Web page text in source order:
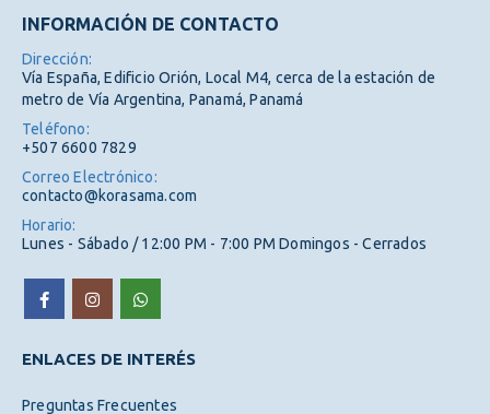
INFORMACIÓN DE CONTACTO
Dirección:
Vía España, Edificio Orión, Local M4, cerca de la estación de
metro de Vía Argentina, Panamá, Panamá
Teléfono:
+507 6600 7829
Correo Electrónico:
contacto@korasama.com
Horario:
Lunes - Sábado / 12:00 PM - 7:00 PM Domingos - Cerrados
ENLACES DE INTERÉS
Preguntas Frecuentes